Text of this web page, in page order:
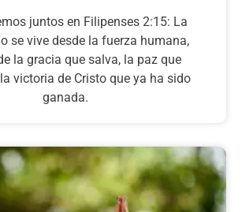
juntos en Filipenses 2:15: La
se vive desde la fuerza humana,
la gracia que salva, la paz que
victoria de Cristo que ya ha sido
ganada.